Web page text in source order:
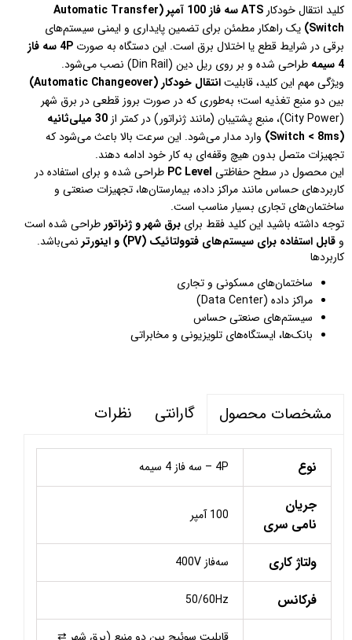
کلید انتقال خودکار
ATS سه فاز 100 آمپر (Automatic Transfer
Switch) یک راهکار مطمئن برای تضمین پایداری و ایمنی سیستم‌های
برقی در شرایط قطع یا اختلال برق است. این دستگاه به صورت
4P سه فاز
4 سیمه
طراحی شده و بر روی ریل دین (Din Rail) نصب می‌شود.
ویژگی مهم این کلید، قابلیتانتقال خودکار (Automatic Changeover)
بین دو منبع تغذیه است؛ به‌طوری که در صورت بروز قطعی در برق شهر
(City Power)، منبع پشتیبان (مانند ژنراتور) در کمتر از
30 میلی‌ثانیه
(Switch < 8ms)
وارد مدار می‌شود. این سرعت بالا باعث می‌شود که
تجهیزات متصل بدون هیچ وقفه‌ای به کار خود ادامه دهند.
این محصول در سطح حفاظتی PC Level طراحی شده و برای استفاده در
کاربردهای حساس مانند مراکز داده، بیمارستان‌ها، تجهیزات صنعتی و
ساختمان‌های تجاری بسیار مناسب است.
توجه داشته باشید این کلید فقط برای برق شهر و ژنراتور طراحی شده است
و قابل استفاده برای سیستم‌های فتوولتائیک (PV) و اینورتر
نمی‌باشد.
کاربردها
ساختمان‌های مسکونی و تجاری
مراکز داده (Data Center)
سیستم‌های صنعتی حساس
بانک‌ها، ایستگاه‌های تلویزیونی و مخابراتی
مشخصات محصول گارانتی نظرات
نوع 4P – سه فاز 4 سیمه
جریان
نامی سری
100 آمپر
ولتاژ کاری سه‌فاز 400V
فرکانس 50/60Hz